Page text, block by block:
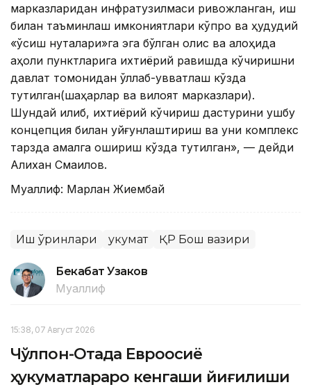
марказларидан инфратузилмаси ривожланган, иш
билан таъминлаш имкониятлари кўпроқ ва ҳудудий
«ўсиш нуқталари»га эга бўлган олис ва алоҳида
аҳоли пунктларига ихтиёрий равишда кўчиришни
давлат томонидан қўллаб-қувватлаш кўзда
тутилган(шаҳарлар ва вилоят марказлари).
Шундай қилиб, ихтиёрий кўчириш дастурини ушбу
концепция билан уйғунлаштириш ва уни комплекс
тарзда амалга ошириш кўзда тутилган», — дейди
Алихан Смаилов.
Муаллиф: Марлан Жиембай
Иш ўринлари Ҳукумат ҚР Бош вазири
Бекабат Узаков
Муаллиф
15:38, 07 Август 2026
Чўлпон-Отада Евроосиё
ҳукуматлараро кенгаши йиғилиши